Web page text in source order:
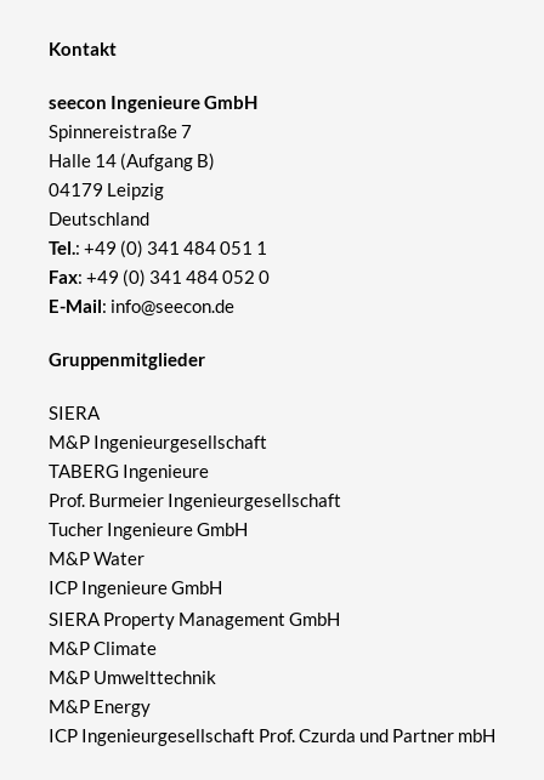
Gruppenmitglieder
SIERA
M&P Ingenieurgesellschaft
TABERG Ingenieure
Prof. Burmeier Ingenieurgesellschaft
Tucher Ingenieure GmbH
M&P Water
ICP Ingenieure GmbH
SIERA Property Management GmbH
M&P Climate
M&P Umwelttechnik
M&P Energy
ICP Ingenieurgesellschaft Prof. Czurda und Partner mbH
Kontakt
seecon Ingenieure GmbH
Spinnereistraße 7
Halle 14 (Aufgang B)
04179 Leipzig
Deutschland
Tel.: +49 (0) 341 484 051 1
Fax: +49 (0) 341 484 052 0
E-Mail: info@seecon.de